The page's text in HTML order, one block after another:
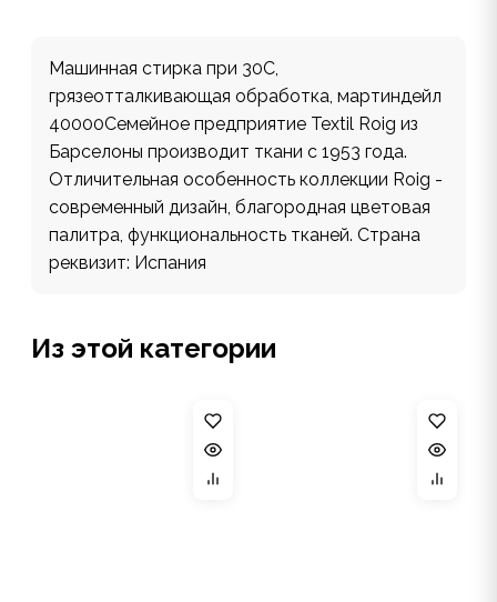
Машинная стирка при 30С,
грязеотталкивающая обработка, мартиндейл
40000Семейное предприятие Textil Roig из
Барселоны производит ткани с 1953 года.
Отличительная особенность коллекции Roig -
cовременный дизайн, благородная цветовая
палитра, функциональность тканей. Страна
реквизит: Испания
Из этой категории